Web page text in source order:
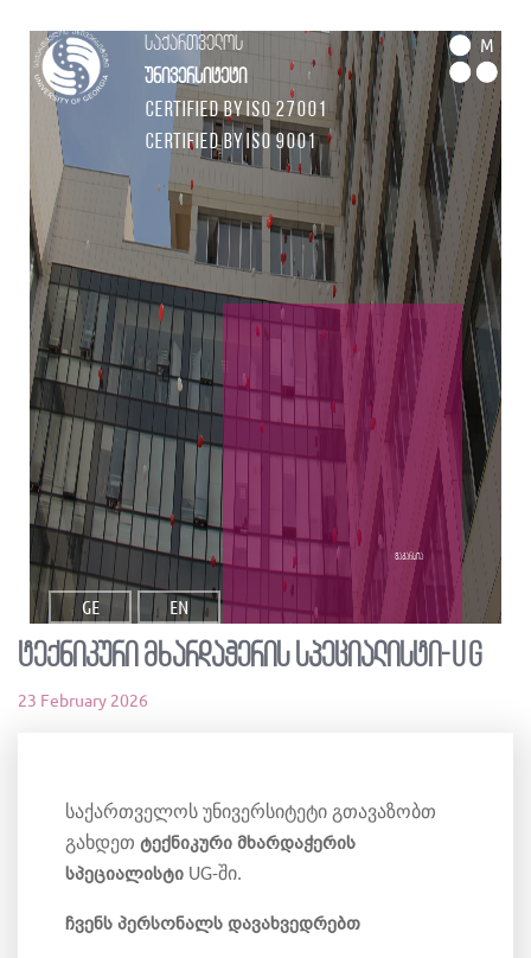
საქართველოს
უნივერსიტეტი
Certified by ISO 27001
Certified by ISO 9001
M
GE EN
ვაკანსია
ტექნიკური მხარდაჭერის სპეციალისტი-UG
23 February 2026
საქართველოს უნივერსიტეტი გთავაზობთ
გახდეთ ტექნიკური მხარდაჭერის
სპეციალისტი UG-ში.
ჩვენს პერსონალს დავახვედრებთ